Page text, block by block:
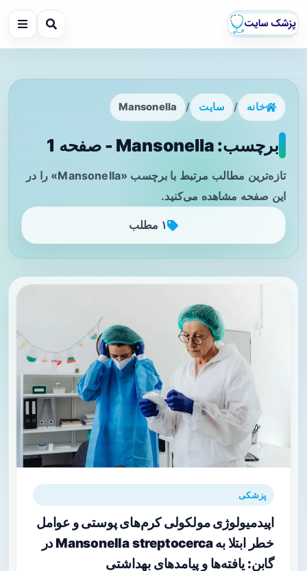
خانه / سایت /
Mansonella
برچسب: Mansonella - صفحه 1
تازه‌ترین مطالب مرتبط با برچسب «Mansonella» را در
این صفحه مشاهده می‌کنید.
۱ مطلب
پزشکی
اپیدمیولوژی مولکولی کرم‌های پوستی و عوامل
خطر ابتلا به Mansonella streptocerca در
گابن: یافته‌ها و پیامدهای بهداشتی